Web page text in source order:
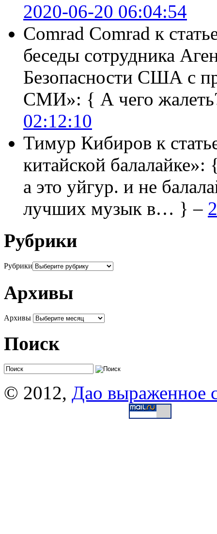
2020-06-20 06:04:54
Comrad Comrad к
беседы сотрудника
Безопасности США с
СМИ»: { А чего
02:12:10
Тимур Кибиров к
китайской балалайке»:
а это уйгур. и не
лучших музык в… } –
Рубрики
Рубрики
Архивы
Архивы
Поиск
© 2012, Дао выраженное